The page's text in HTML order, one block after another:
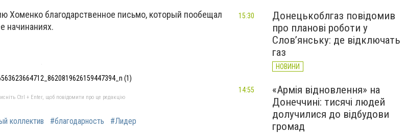
Хоменко благодарственное письмо, который пообещал
начинаниях.
(1)
Ctrl + Enter, щоб повідомити про це редакцію
коллектив #благодарность #Лидер
Донецькоблгаз повідомив
про планові роботи у
Слов’янську: де відключать
газ
НОВИНИ
15:30
«Армія відновлення» на
Донеччині: тисячі людей
долучилися до відбудови
громад
14:55